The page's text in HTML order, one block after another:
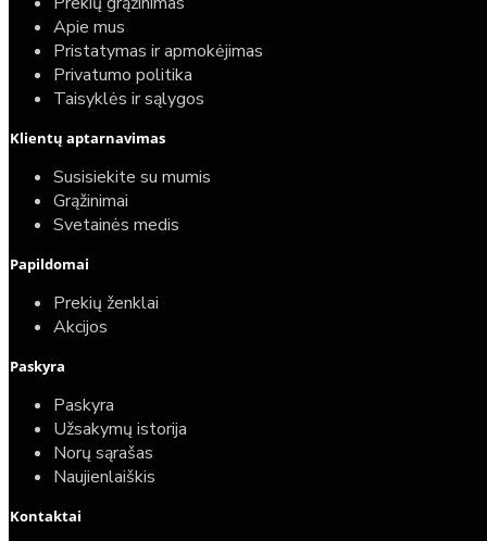
Apie mus
Pristatymas ir apmokėjimas
Privatumo politika
Taisyklės ir sąlygos
Klientų aptarnavimas
Susisiekite su mumis
Grąžinimai
Svetainės medis
Papildomai
Prekių ženklai
Akcijos
Paskyra
Paskyra
Užsakymų istorija
Norų sąrašas
Naujienlaiškis
Kontaktai